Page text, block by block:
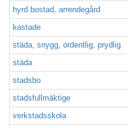
hyrd bostad, arrendegård
kastade
städa, snygg, ordentlig, prydlig
städa
stadsbo
stadsfullmäktige
verkstadsskola